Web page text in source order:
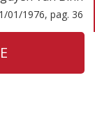
01/1976, pag. 36